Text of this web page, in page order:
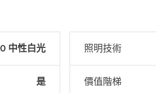
中性白光
是
照明技術
價值階梯